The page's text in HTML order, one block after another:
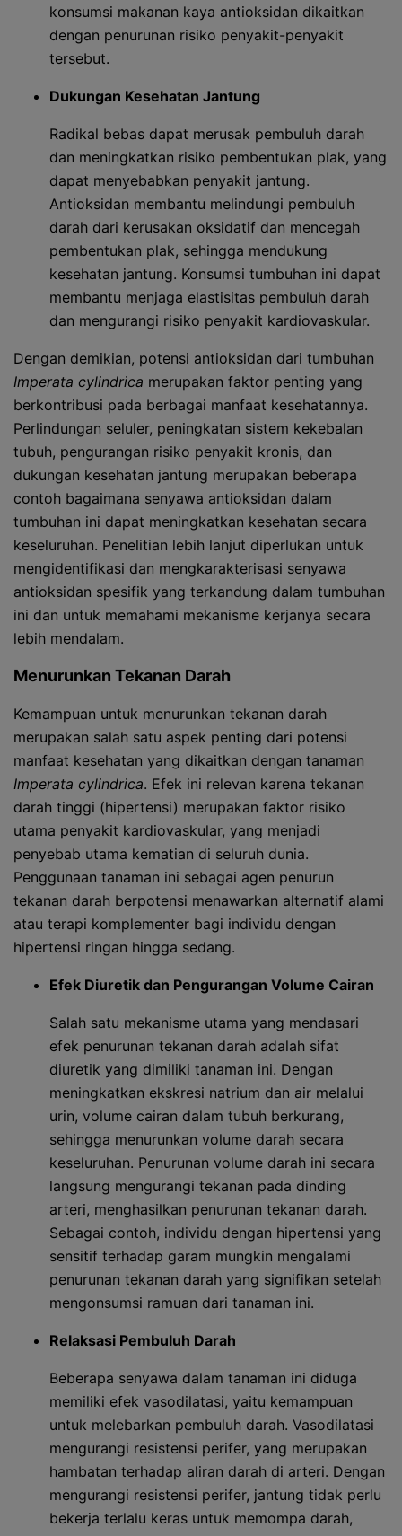
konsumsi makanan kaya antioksidan dikaitkan
dengan penurunan risiko penyakit-penyakit
tersebut.
Dukungan Kesehatan Jantung
Radikal bebas dapat merusak pembuluh darah
dan meningkatkan risiko pembentukan plak, yang
dapat menyebabkan penyakit jantung.
Antioksidan membantu melindungi pembuluh
darah dari kerusakan oksidatif dan mencegah
pembentukan plak, sehingga mendukung
kesehatan jantung. Konsumsi tumbuhan ini dapat
membantu menjaga elastisitas pembuluh darah
dan mengurangi risiko penyakit kardiovaskular.
Dengan demikian, potensi antioksidan dari tumbuhan
Imperata cylindrica merupakan faktor penting yang
berkontribusi pada berbagai manfaat kesehatannya.
Perlindungan seluler, peningkatan sistem kekebalan
tubuh, pengurangan risiko penyakit kronis, dan
dukungan kesehatan jantung merupakan beberapa
contoh bagaimana senyawa antioksidan dalam
tumbuhan ini dapat meningkatkan kesehatan secara
keseluruhan. Penelitian lebih lanjut diperlukan untuk
mengidentifikasi dan mengkarakterisasi senyawa
antioksidan spesifik yang terkandung dalam tumbuhan
ini dan untuk memahami mekanisme kerjanya secara
lebih mendalam.
Menurunkan Tekanan Darah
Kemampuan untuk menurunkan tekanan darah
merupakan salah satu aspek penting dari potensi
manfaat kesehatan yang dikaitkan dengan tanaman
Imperata cylindrica. Efek ini relevan karena tekanan
darah tinggi (hipertensi) merupakan faktor risiko
utama penyakit kardiovaskular, yang menjadi
penyebab utama kematian di seluruh dunia.
Penggunaan tanaman ini sebagai agen penurun
tekanan darah berpotensi menawarkan alternatif alami
atau terapi komplementer bagi individu dengan
hipertensi ringan hingga sedang.
Efek Diuretik dan Pengurangan Volume Cairan
Salah satu mekanisme utama yang mendasari
efek penurunan tekanan darah adalah sifat
diuretik yang dimiliki tanaman ini. Dengan
meningkatkan ekskresi natrium dan air melalui
urin, volume cairan dalam tubuh berkurang,
sehingga menurunkan volume darah secara
keseluruhan. Penurunan volume darah ini secara
langsung mengurangi tekanan pada dinding
arteri, menghasilkan penurunan tekanan darah.
Sebagai contoh, individu dengan hipertensi yang
sensitif terhadap garam mungkin mengalami
penurunan tekanan darah yang signifikan setelah
mengonsumsi ramuan dari tanaman ini.
Relaksasi Pembuluh Darah
Beberapa senyawa dalam tanaman ini diduga
memiliki efek vasodilatasi, yaitu kemampuan
untuk melebarkan pembuluh darah. Vasodilatasi
mengurangi resistensi perifer, yang merupakan
hambatan terhadap aliran darah di arteri. Dengan
mengurangi resistensi perifer, jantung tidak perlu
bekerja terlalu keras untuk memompa darah,